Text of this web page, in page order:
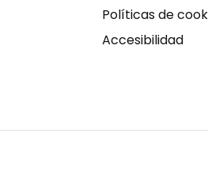
Políticas de
Accesibilidad